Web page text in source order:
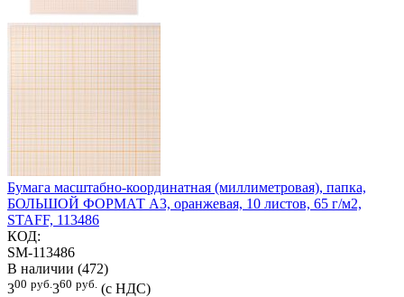
Бумага масштабно-координатная (миллиметровая), папка,
БОЛЬШОЙ ФОРМАТ А3, оранжевая, 10 листов, 65 г/м2,
STAFF, 113486
КОД:
SM-113486
В наличии (472)
300 руб. 360 руб. (с НДС)